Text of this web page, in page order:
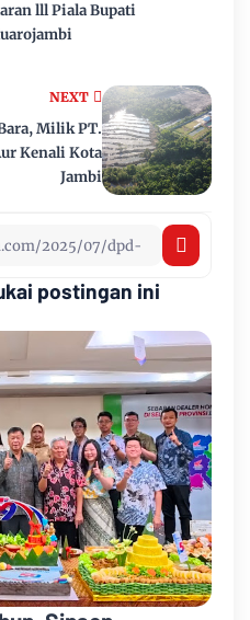
NEXT
Milik PT.
Kenali Kota
Jambi
lll Piala Bupati
postingan ini